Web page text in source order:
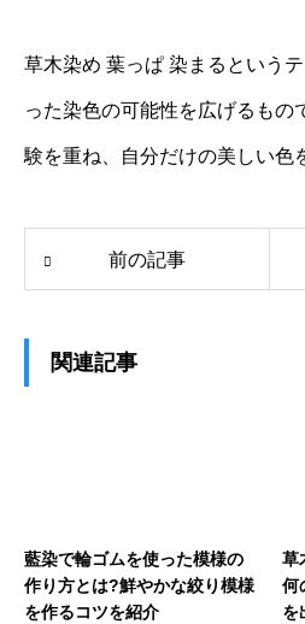
草木染め 葉っぱ 染まるという
った染色の可能性を広げるもの
験を重ね、自分だけの美しい色
前の記事
関連記事
藍染で輪ゴムを使った模様の
作り方とは?鮮やかな絞り模様
を作るコツを紹介
草
何
を